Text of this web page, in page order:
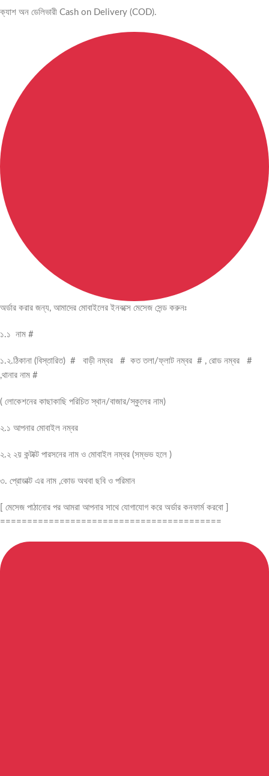
ক্যাশ অন ডেলিভারী Cash on Delivery (COD).
অর্ডার করার জন্য, আমাদের মোবাইলের ইনবক্সে মেসেজ সেন্ড করুনঃ
১.১ নাম #
১.২.ঠিকানা (বিস্তারিত) # বাড়ী নম্বর # কত তলা/ফ্লাট নম্বর # , রোড নম্বর #
,থানার নাম #
( লোকেশনের কাছাকাছি পরিচিত স্থান/বাজার/স্কুলের নাম)
২.১ আপনার মোবাইল নম্বর
২.২ ২য় কন্টাক্ট পারসনের নাম ও মোবাইল নম্বর (সম্ভভ হলে )
৩. প্রোডাক্ট এর নাম ,কোড অথবা ছবি ও পরিমান
[ মেসেজ পাঠানোর পর আমরা আপনার সাথে যোগাযোগ করে অর্ডার কনফার্ম করবো ]
=========================================